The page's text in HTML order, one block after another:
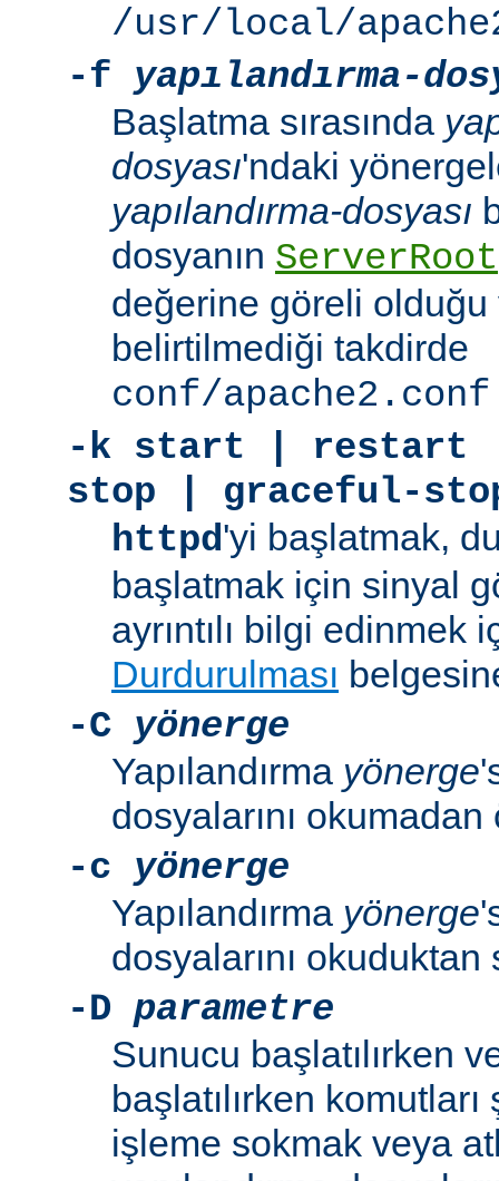
/usr/local/
-f
yapılandırma-
Başlatma sırasında
dosyası'ndaki
yapılandırma-dosyası
dosyanın ServerRoot
değerine göreli olduğu
belirtilmediği takdirde
conf/apache2.conf
-k start | restart
stop | graceful-
httpd'yi başlatmak,
başlatmak için sinyal
ayrıntılı bilgi edinmek
Durdurulması
-C yönerge
Yapılandırma yönerge
dosyalarını
-c
yönerge
Yapılandırma yönerge
dosyalarını
-D parametre
Sunucu başlatılırken
başlatılırken
işleme sokmak veya